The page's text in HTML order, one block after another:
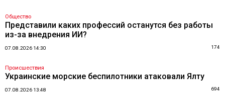
Общество
Представили каких профессий останутся без работы
из-за внедрения ИИ?
07.08.2026 14:30 174
Происшествия
Украинские морские беспилотники атаковали Ялту
07.08.2026 13:48 694